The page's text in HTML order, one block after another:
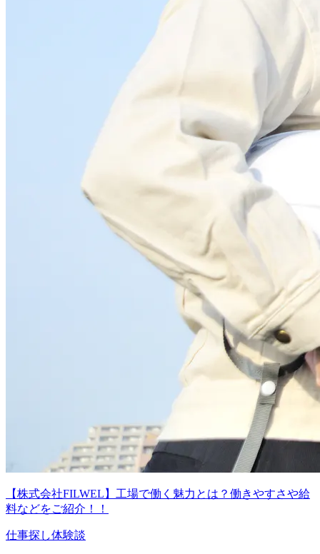
【株式会社FILWEL】工場で働く魅力とは？働きやすさや給
料などをご紹介！！
仕事探し体験談